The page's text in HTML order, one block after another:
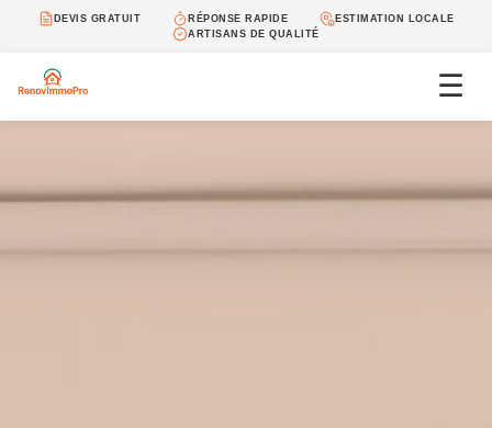
DEVIS GRATUIT RÉPONSE RAPIDE
ESTIMATION LOCALE
ARTISANS DE QUALITÉ
☰